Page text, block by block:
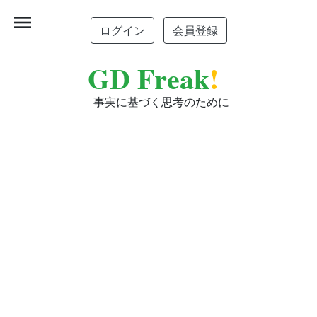
ログイン 会員登録
GD Freak!
事実に基づく思考のために
menu